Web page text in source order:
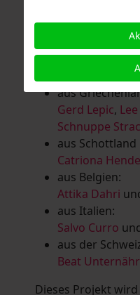
Lanzl,Heidrun
Schaub,Vera
Serge
aus
Gerd Lepic,
Schnuppe
aus Schottland
Catriona
aus Belgien:
Attika Dahri
aus Italien:
Salvo Curro
aus der
Beat
Dieses Projekt